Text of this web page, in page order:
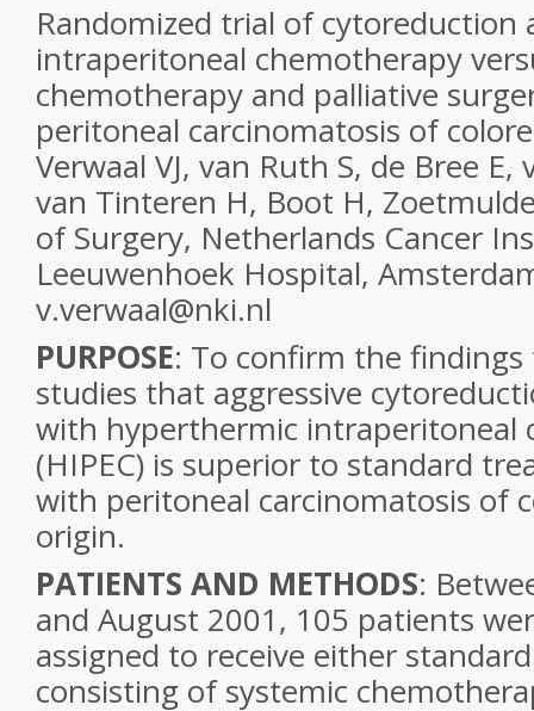
Randomized trial of
intraperitoneal chemotherapy
chemotherapy and palliative
peritoneal carcinomatosis of
Verwaal VJ, van Ruth S, de Bree E,
van Tinteren H, Boot H,
of Surgery, Netherlands Cancer
Leeuwenhoek Hospital,
v.verwaal@nki.nl
PURPOSE: To confirm the
studies that aggressive
with hyperthermic intraperitoneal
(HIPEC) is superior to standard
with peritoneal carcinomatosis of
origin.
PATIENTS AND METHODS:
and August 2001, 105 patients
assigned to receive either
consisting of systemic